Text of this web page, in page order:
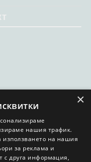
×
нашия трафик.
на нашия
за реклама и
с друга информация,